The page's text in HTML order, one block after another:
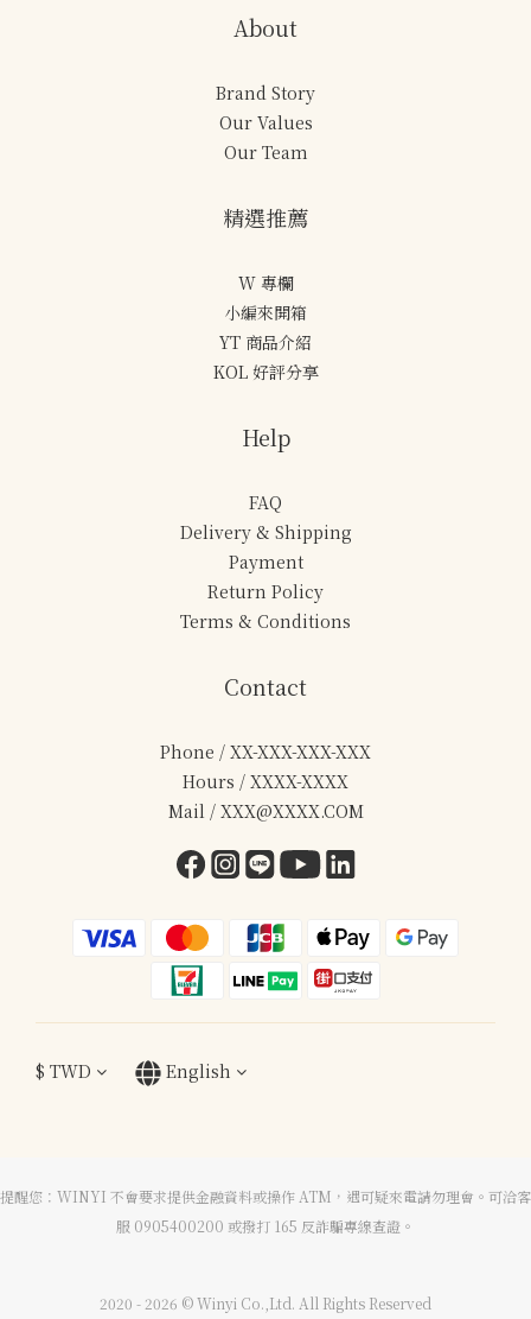
About
Brand Story
Our Values
Our Team
精選推薦
W 專欄
小編來開箱
YT 商品介紹
KOL 好評分享
Help
FAQ
Delivery & Shipping
Payment
Return Policy
Terms & Conditions
Contact
Phone / XX-XXX-XXX-XXX
Hours / XXXX-XXXX
Mail / XXX@XXXX.COM
$ TWD English
提醒您：WINYI 不會要求提供金融資料或操作 ATM，遇可疑來電請勿理會。可洽客
服 0905400200 或撥打 165 反詐騙專線查證。
2020 - 2026 © Winyi Co.,Ltd. All Rights Reserved